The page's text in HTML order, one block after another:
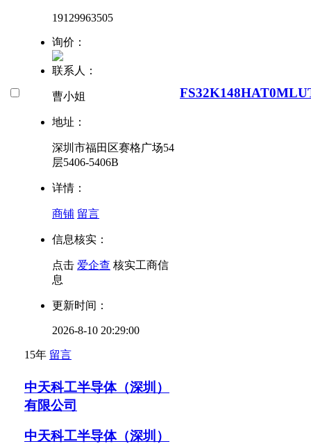
19129963505
询价：
联系人：
曹小姐
地址：
深圳市福田区赛格广场54
层5406-5406B
详情：
商铺 留言
信息核实：
点击 爱企查 核实工商信
息
更新时间：
2026-8-10 20:29:00
15年 留言
中天科工半导体（深圳）
有限公司
中天科工半导体（深圳）